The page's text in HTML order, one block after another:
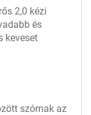
2,0 kézi
és
keveset
szórnak az